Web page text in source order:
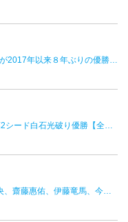
を飾る【かしわ国際オープンテニストーナメント】
白石光破り優勝【全日本室内】
、伊藤竜馬、今井慎太郎がベスト４へ